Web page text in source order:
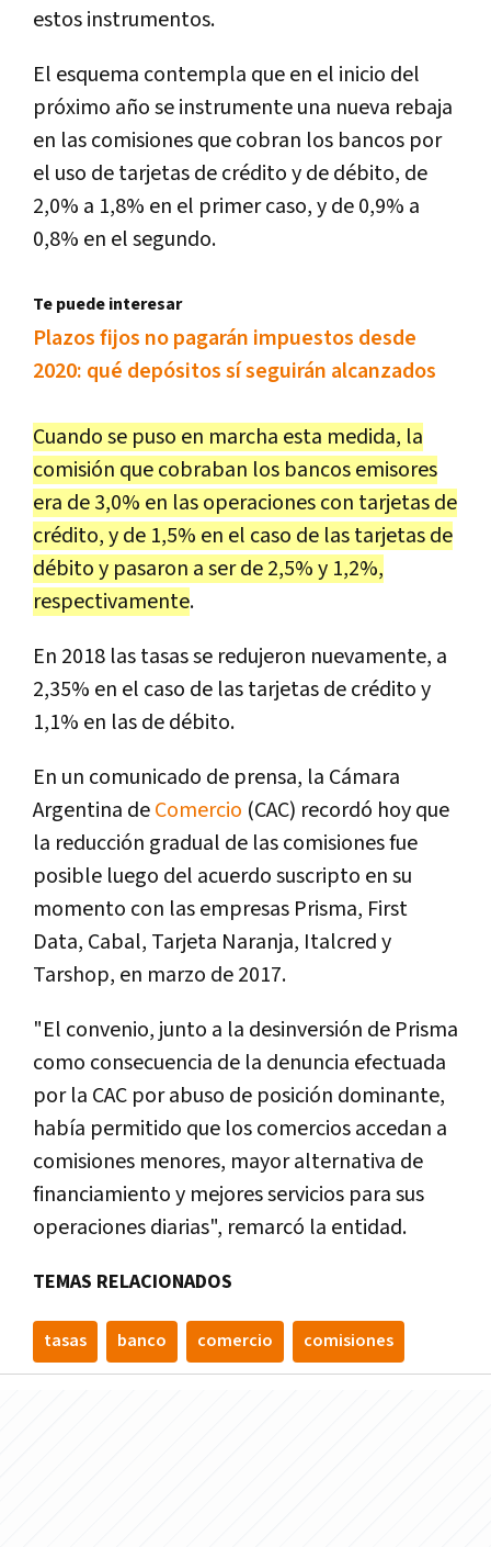
estos instrumentos.
El esquema contempla que en el inicio del
próximo año se instrumente una nueva rebaja
en las comisiones que cobran los bancos por
el uso de tarjetas de crédito y de débito, de
2,0% a 1,8% en el primer caso, y de 0,9% a
0,8% en el segundo.
Te puede interesar
Plazos fijos no pagarán impuestos desde
2020: qué depósitos sí seguirán alcanzados
Cuando se puso en marcha esta medida, la
comisión que cobraban los bancos emisores
era de 3,0% en las operaciones con tarjetas de
crédito, y de 1,5% en el caso de las tarjetas de
débito y pasaron a ser de 2,5% y 1,2%,
respectivamente.
En 2018 las tasas se redujeron nuevamente, a
2,35% en el caso de las tarjetas de crédito y
1,1% en las de débito.
En un comunicado de prensa, la Cámara
Argentina deComercio (CAC) recordó hoy que
la reducción gradual de las comisiones fue
posible luego del acuerdo suscripto en su
momento con las empresas Prisma, First
Data, Cabal, Tarjeta Naranja, Italcred y
Tarshop, en marzo de 2017.
"El convenio, junto a la desinversión de Prisma
como consecuencia de la denuncia efectuada
por la CAC por abuso de posición dominante,
había permitido que los comercios accedan a
comisiones menores, mayor alternativa de
financiamiento y mejores servicios para sus
operaciones diarias", remarcó la entidad.
TEMAS RELACIONADOS
tasas banco comercio comisiones